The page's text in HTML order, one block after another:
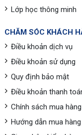
Lớp học thông minh
CHĂM SÓC KHÁCH
Điều khoản dịch vụ
Điều khoản sử dụng
Quy định bảo mật
Điều khoản thanh
Chính sách mua
Hướng dẫn mua hàng